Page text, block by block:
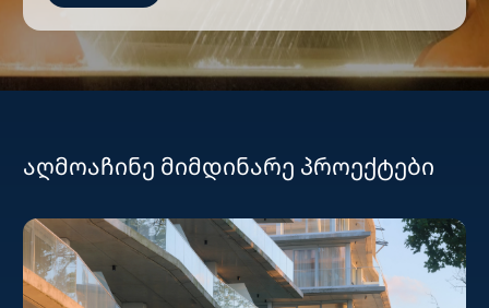
აღმოაჩინე მიმდინარე პროექტები